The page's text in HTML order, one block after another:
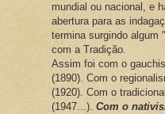
mundial ou nacional, e
abertura para as
termina surgindo algum
com a Tradição.
Assim foi com o
(1890). Com o
(1920). Com o
(1947...). Com o